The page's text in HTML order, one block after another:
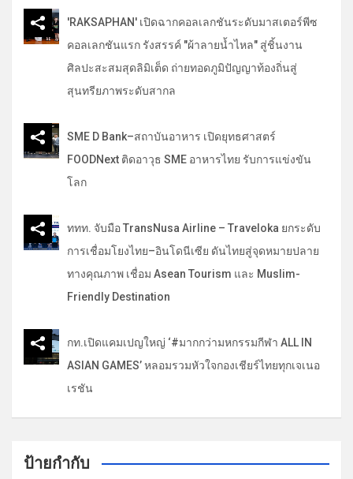
'RAKSAPHAN' เปิดฉากคอลเลกชันระดับมาสเตอร์พีซ
คอลเลกชันแรก รังสรรค์ "ผ้าลายน้ำไหล" สู่ชิ้นงาน
ศิลปะสะสมสุดลิมิเต็ด ถ่ายทอดภูมิปัญญาท้องถิ่นสู่
สุนทรียภาพระดับสากล
SME D Bank–สถาบันอาหาร เปิดยุทธศาสตร์
FOODNext ติดอาวุธ SME อาหารไทย รับการแข่งขัน
โลก
ททท. จับมือ TransNusa Airline – Traveloka ยกระดับ
การเชื่อมโยงไทย–อินโดนีเซีย ดันไทยสู่จุดหมายปลาย
ทางคุณภาพ เชื่อม Asean Tourism และ Muslim-
Friendly Destination
กท.เปิดแคมเปญใหญ่ ‘#มากกว่ามหกรรมกีฬา ALL IN
ASIAN GAMES’ หลอมรวมหัวใจกองเชียร์ไทยทุกเจเนอ
เรชัน
ป้ายกำกับ